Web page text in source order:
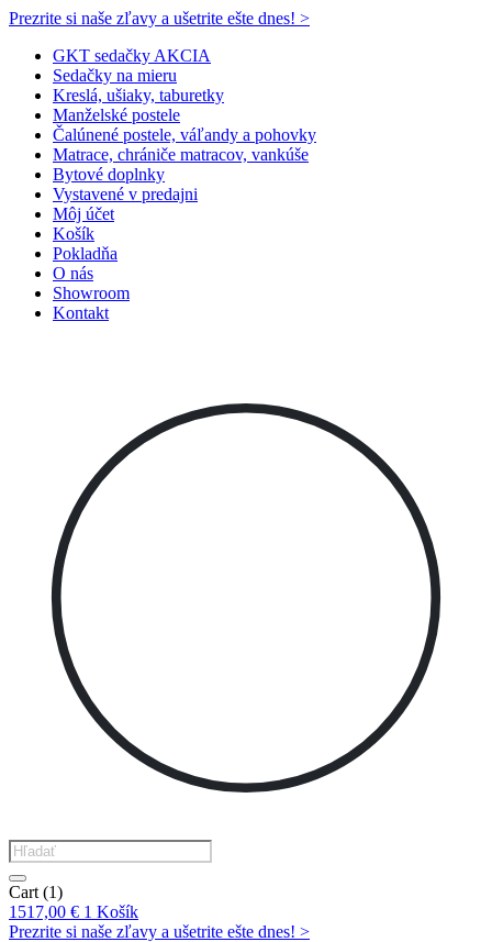
Prezrite si naše zľavy a ušetrite ešte dnes! >​
GKT sedačky AKCIA
Sedačky na mieru
Kreslá, ušiaky, taburetky
Manželské postele
Čalúnené postele, váľandy a pohovky
Matrace, chrániče matracov, vankúše
Bytové doplnky
Vystavené v predajni
Môj účet
Košík
Pokladňa
O nás
Showroom
Kontakt
Products
search
Cart (1)
1517,00 € 1 Košík
Prezrite si naše zľavy a ušetrite ešte dnes! >​